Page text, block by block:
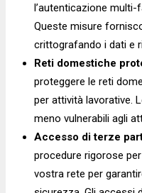
l’autenticazione
Queste misure
crittografando i dati e
Reti domestiche
proteggere le reti
per attività lavorative.
meno vulnerabili agli
Accesso di terze
procedure rigorose
vostra rete per